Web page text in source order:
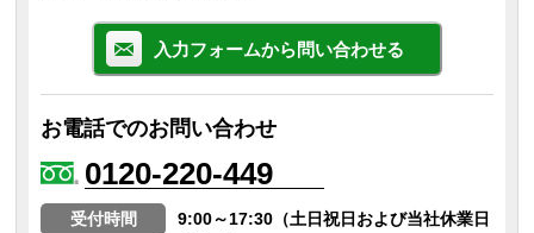
入力フォームから問い合わせる
お電話でのお問い合わせ
0120-220-449
受付時間
9:00～17:30（土日祝日および当社休業日